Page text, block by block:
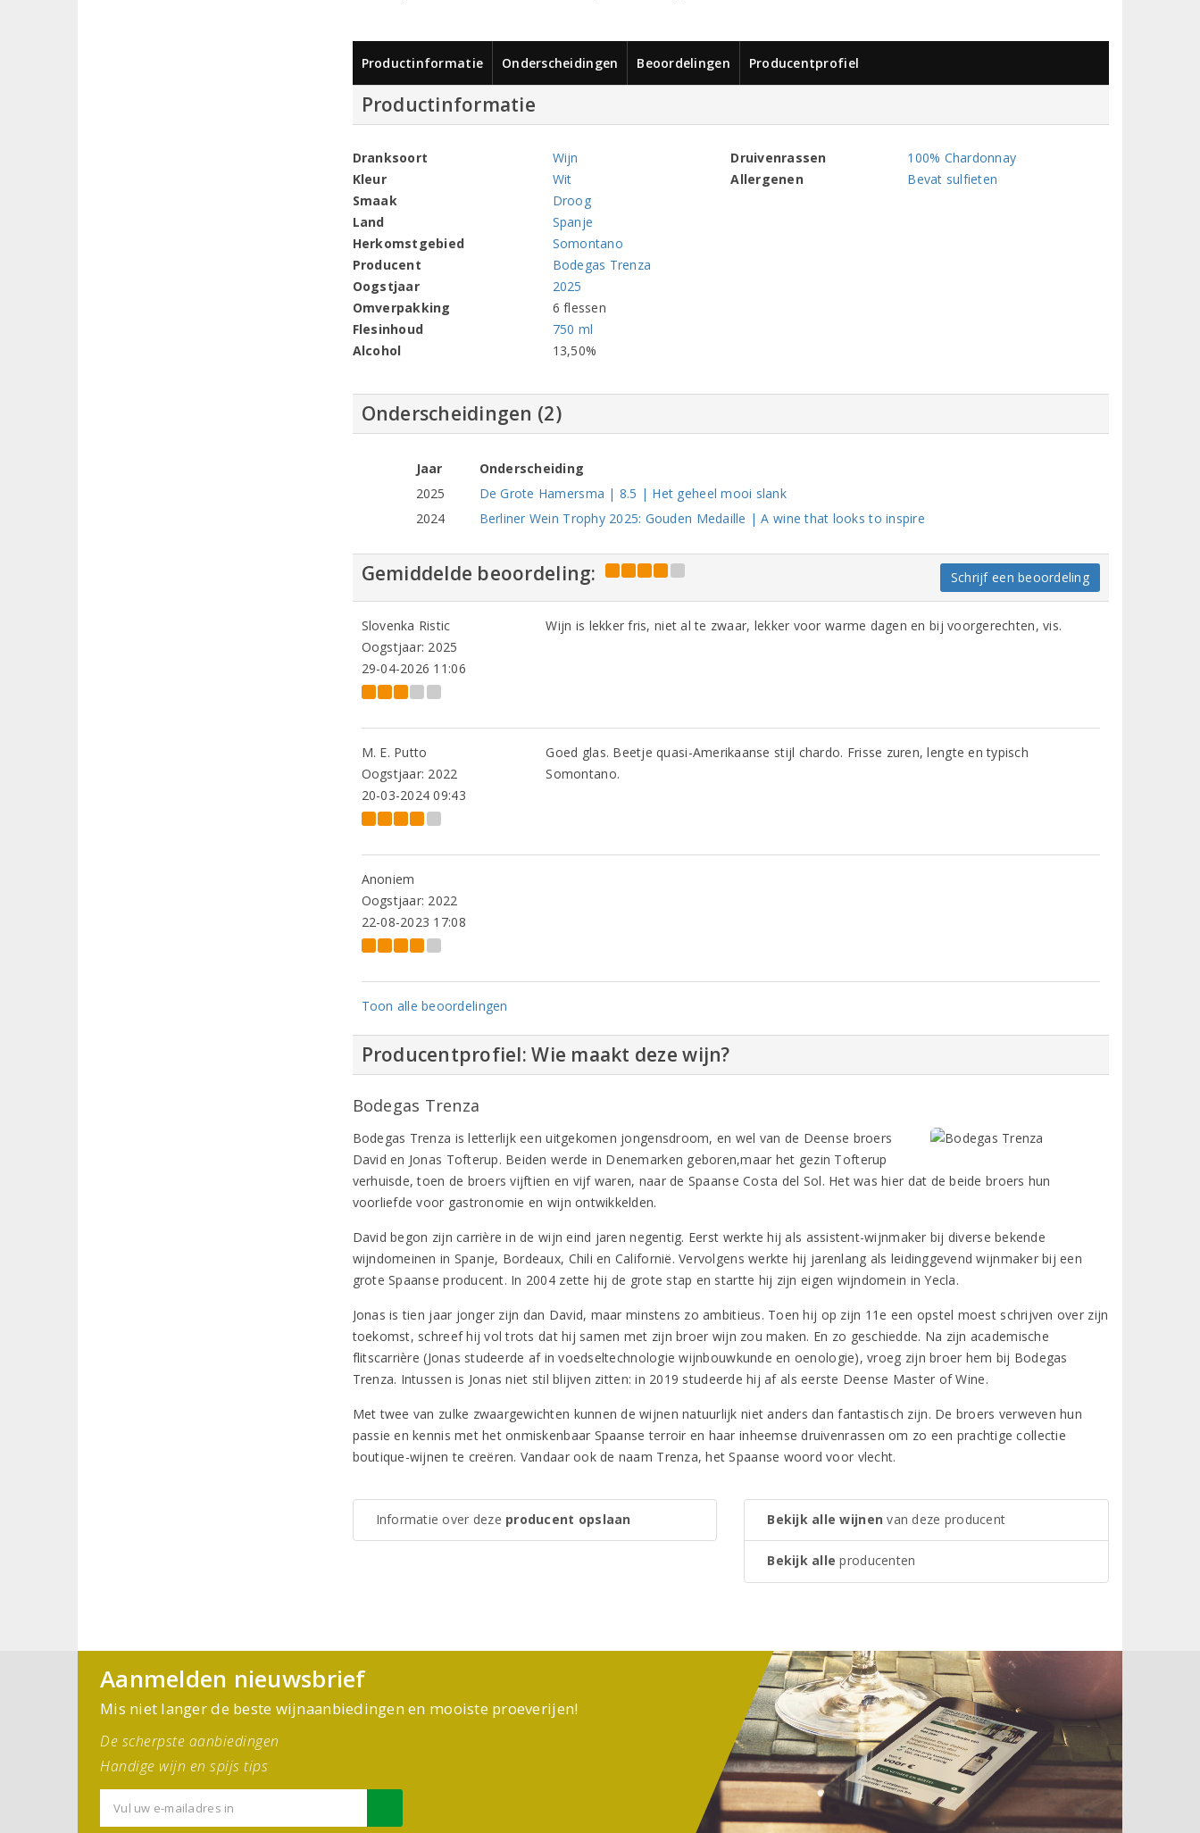
Productinformatie Onderscheidingen Beoordelingen Producentprofiel
Productinformatie
Dranksoort
Wijn
Kleur
Wit
Smaak
Droog
Land
Spanje
Herkomstgebied
Somontano
Producent
Bodegas Trenza
Oogstjaar
2025
Omverpakking
6 flessen
Flesinhoud
750 ml
Alcohol
13,50%
Druivenrassen
100% Chardonnay
Allergenen
Bevat sulfieten
Onderscheidingen (2)
Jaar
Onderscheiding
2025
De Grote Hamersma | 8.5 | Het geheel mooi slank
2024
Berliner Wein Trophy 2025: Gouden Medaille | A wine that looks to inspire
Gemiddelde beoordeling: Schrijf een beoordeling
Slovenka Ristic
Oogstjaar: 2025
29-04-2026 11:06
Wijn is lekker fris, niet al te zwaar, lekker voor warme dagen en bij voorgerechten, vis.
M. E. Putto
Oogstjaar: 2022
20-03-2024 09:43
Goed glas. Beetje quasi-Amerikaanse stijl chardo. Frisse zuren, lengte en typisch
Somontano.
Anoniem
Oogstjaar: 2022
22-08-2023 17:08
Toon alle beoordelingen
Producentprofiel: Wie maakt deze wijn?
Bodegas Trenza
Bodegas Trenza is letterlijk een uitgekomen jongensdroom, en wel van de Deense broers
David en Jonas Tofterup. Beiden werde in Denemarken geboren,maar het gezin Tofterup
verhuisde, toen de broers vijftien en vijf waren, naar de Spaanse Costa del Sol. Het was hier dat de beide broers hun
voorliefde voor gastronomie en wijn ontwikkelden.
David begon zijn carrière in de wijn eind jaren negentig. Eerst werkte hij als assistent-wijnmaker bij diverse bekende
wijndomeinen in Spanje, Bordeaux, Chili en Californië. Vervolgens werkte hij jarenlang als leidinggevend wijnmaker bij een
grote Spaanse producent. In 2004 zette hij de grote stap en startte hij zijn eigen wijndomein in Yecla.
Jonas is tien jaar jonger zijn dan David, maar minstens zo ambitieus. Toen hij op zijn 11e een opstel moest schrijven over zijn
toekomst, schreef hij vol trots dat hij samen met zijn broer wijn zou maken. En zo geschiedde. Na zijn academische
flitscarrière (Jonas studeerde af in voedseltechnologie wijnbouwkunde en oenologie), vroeg zijn broer hem bij Bodegas
Trenza. Intussen is Jonas niet stil blijven zitten: in 2019 studeerde hij af als eerste Deense Master of Wine.
Met twee van zulke zwaargewichten kunnen de wijnen natuurlijk niet anders dan fantastisch zijn. De broers verweven hun
passie en kennis met het onmiskenbaar Spaanse terroir en haar inheemse druivenrassen om zo een prachtige collectie
boutique-wijnen te creëren. Vandaar ook de naam Trenza, het Spaanse woord voor vlecht.
Informatie over deze producent opslaan Bekijk alle wijnen van deze producent
Bekijk alle producenten
Aanmelden nieuwsbrief
Mis niet langer de beste wijnaanbiedingen en mooiste proeverijen!
De scherpste aanbiedingen
Handige wijn en spijs tips